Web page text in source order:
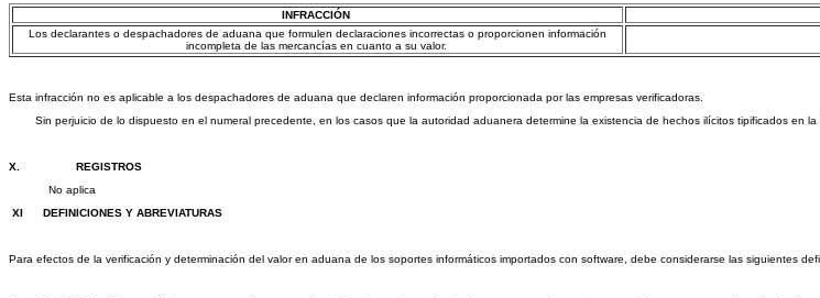
INFRACCIÓN
Los declarantes o despachadores de aduana que formulen declaraciones incorrectas o proporcionen información
incompleta de las mercancías en cuanto a su valor.
Esta infracción no es aplicable a los despachadores de aduana que declaren información proporcionada por las empresas verificadoras.
Sin perjuicio de lo dispuesto en el numeral precedente, en los casos que la autoridad aduanera determine la existencia de hechos ilícitos tipificados en
X. REGISTROS
No aplica
XI DEFINICIONES Y ABREVIATURAS
Para efectos de la verificación y determinación del valor en aduana de los soportes informáticos importados con software, debe considerarse las siguientes